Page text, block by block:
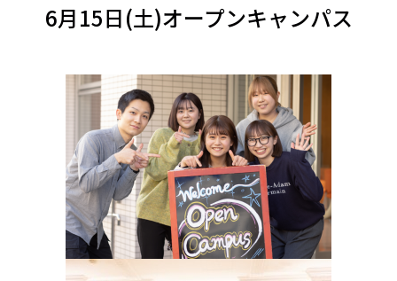
6月15日(土)オープンキャンパス